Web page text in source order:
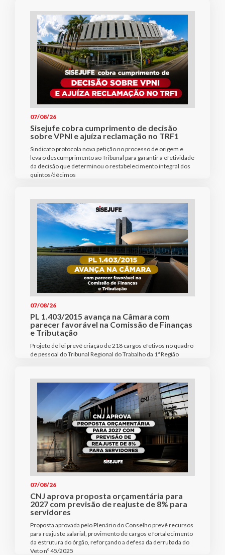
07/08/26
Sisejufe cobra cumprimento de decisão
sobre VPNI e ajuíza reclamação no TRF1
Sindicato protocola nova petição no processo de origem e
leva o descumprimento ao Tribunal para garantir a efetividade
da decisão que determinou o restabelecimento integral dos
quintos/décimos
07/08/26
PL 1.403/2015 avança na Câmara com
parecer favorável na Comissão de Finanças
e Tributação
Projeto de lei prevê criação de 218 cargos efetivos no quadro
de pessoal do Tribunal Regional do Trabalho da 1ª Região
07/08/26
CNJ aprova proposta orçamentária para
2027 com previsão de reajuste de 8% para
servidores
Proposta aprovada pelo Plenário do Conselho prevê recursos
para reajuste salarial, provimento de cargos e fortalecimento
da estrutura do órgão, reforçando a defesa da derrubada do
Veto nº 45/2025